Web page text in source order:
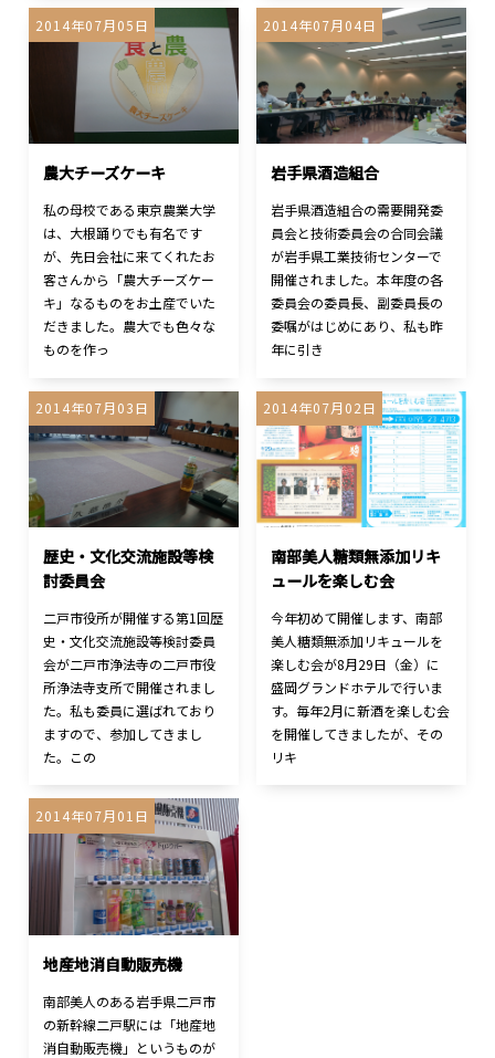
2014年07月05日
農大チーズケーキ
私の母校である東京農業大学
は、大根踊りでも有名です
が、先日会社に来てくれたお
客さんから「農大チーズケー
キ」なるものをお土産でいた
だきました。農大でも色々な
ものを作っ
2014年07月04日
岩手県酒造組合
岩手県酒造組合の需要開発委
員会と技術委員会の合同会議
が岩手県工業技術センターで
開催されました。本年度の各
委員会の委員長、副委員長の
委嘱がはじめにあり、私も昨
年に引き
2014年07月03日
歴史・文化交流施設等検
討委員会
二戸市役所が開催する第1回歴
史・文化交流施設等検討委員
会が二戸市浄法寺の二戸市役
所浄法寺支所で開催されまし
た。私も委員に選ばれており
ますので、参加してきまし
た。この
2014年07月02日
南部美人糖類無添加リキ
ュールを楽しむ会
今年初めて開催します、南部
美人糖類無添加リキュールを
楽しむ会が8月29日（金）に
盛岡グランドホテルで行いま
す。毎年2月に新酒を楽しむ会
を開催してきましたが、その
リキ
2014年07月01日
地産地消自動販売機
南部美人のある岩手県二戸市
の新幹線二戸駅には「地産地
消自動販売機」というものが